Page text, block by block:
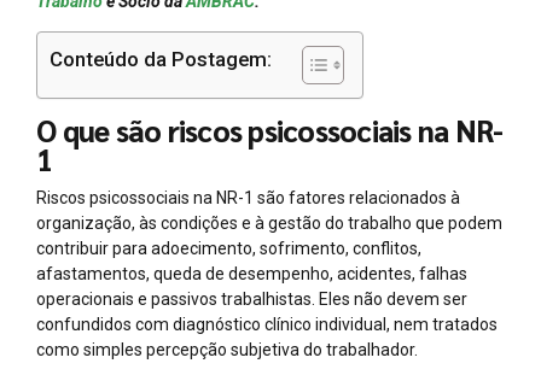
Conteúdo da Postagem:
O que são riscos psicossociais na NR-
1
Riscos psicossociais na NR-1 são fatores relacionados à
organização, às condições e à gestão do trabalho que podem
contribuir para adoecimento, sofrimento, conflitos,
afastamentos, queda de desempenho, acidentes, falhas
operacionais e passivos trabalhistas. Eles não devem ser
confundidos com diagnóstico clínico individual, nem tratados
como simples percepção subjetiva do trabalhador.